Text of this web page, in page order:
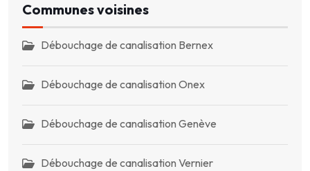
Communes voisines
Débouchage de canalisation Bernex
Débouchage de canalisation Onex
Débouchage de canalisation Genève
Débouchage de canalisation Vernier